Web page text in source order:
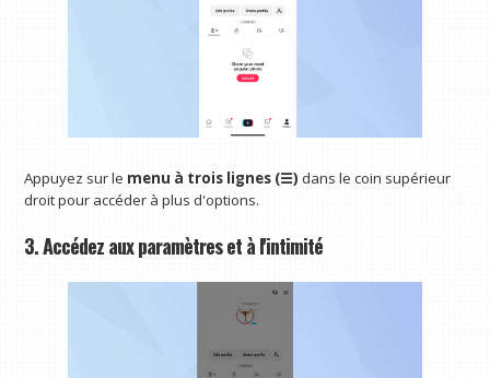
Appuyez sur le menu à trois lignes (☰) dans le coin supérieur
droit pour accéder à plus d'options.
3. Accédez aux paramètres et à l'intimité